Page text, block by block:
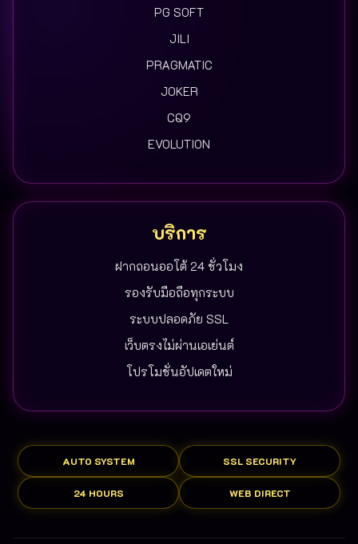
PG SOFT
JILI
PRAGMATIC
JOKER
CQ9
EVOLUTION
บริการ
ฝากถอนออโต้ 24 ชั่วโมง
รองรับมือถือทุกระบบ
ระบบปลอดภัย SSL
เว็บตรงไม่ผ่านเอเย่นต์
โปรโมชั่นอัปเดตใหม่
AUTO SYSTEM SSL SECURITY
24 HOURS WEB DIRECT